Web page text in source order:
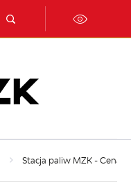
Stacja paliw MZK - Cena